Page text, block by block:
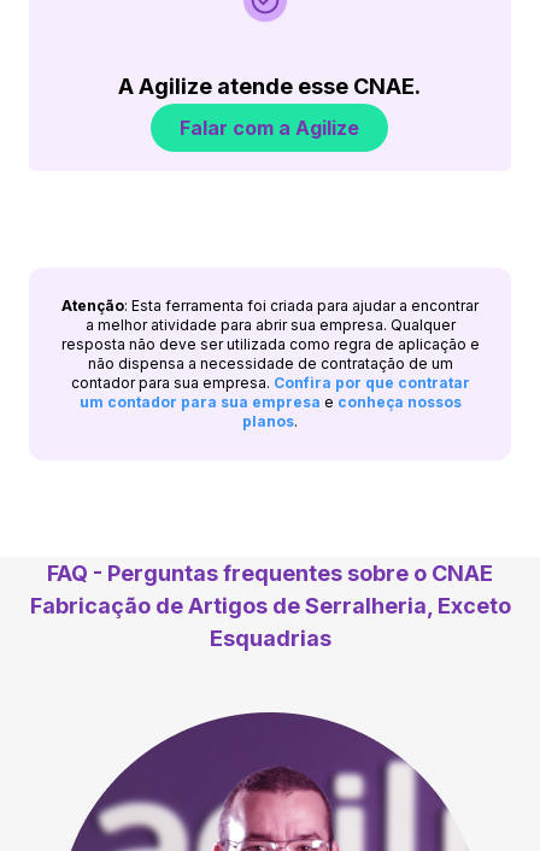
A Agilize atende esse CNAE.
Falar com a Agilize
Atenção: Esta ferramenta foi criada para ajudar a encontrar
a melhor atividade para abrir sua empresa. Qualquer
resposta não deve ser utilizada como regra de aplicação e
não dispensa a necessidade de contratação de um
contador para sua empresa. Confira por que contratar
um contador para sua empresa e conheça nossos
planos.
FAQ - Perguntas frequentes sobre o CNAE
Fabricação de Artigos de Serralheria, Exceto
Esquadrias